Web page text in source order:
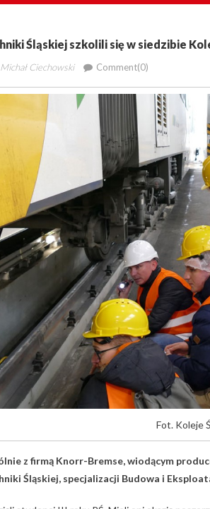
Śląskiej szkolili się w siedzibie
Author
Michał Ciechowski Comment(0)
Fot. Koleje
z firmą Knorr-Bremse, wiodącym
Śląskiej, specjalizacji Budowa i